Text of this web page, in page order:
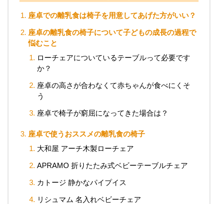
座卓での離乳食は椅子を用意してあげた方がいい？
座卓の離乳食の椅子について子どもの成長の過程で
悩むこと
ローチェアについているテーブルって必要です
か？
座卓の高さが合わなくて赤ちゃんが食べにくそ
う
座卓で椅子が窮屈になってきた場合は？
座卓で使うおススメの離乳食の椅子
大和屋 アーチ木製ローチェア
APRAMO 折りたたみ式ベビーテーブルチェア
カトージ 静かなパイプイス
リシュマム 名入れベビーチェア